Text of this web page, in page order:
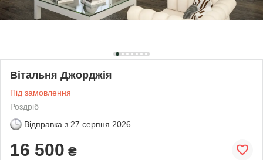
Вітальня Джорджія
Під замовлення
Роздріб
Відправка з 27 серпня 2026
16 500 ₴